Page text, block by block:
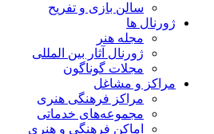
سالن بازی و تفریح
ژورنال ها
مجله هنر
ژورنال آثار بین المللی
مجلات گوناگون
مراکز و مشاغل
مراکز فرهنگی هنری
مجموعه‌های خدماتی
اماکن فرهنگی و هنری